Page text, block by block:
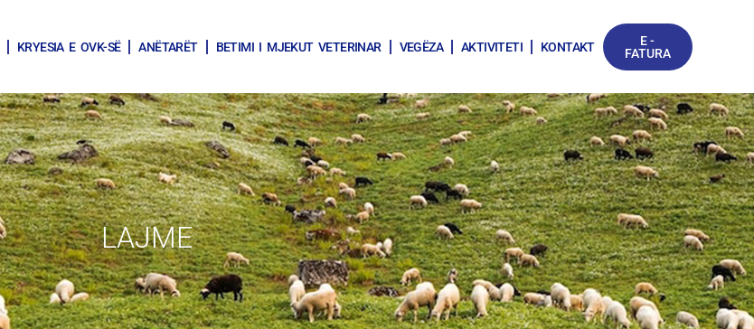
KRYESIA E OVK-SË ANËTARËT BETIMI I MJEKUT VETERINAR VEGËZA AKTIVITETI KONTAKT
E -
FATURA
LAJME